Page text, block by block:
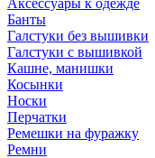
Аксессуары к одежде
Банты
Галстуки без вышивки
Галстуки с вышивкой
Кашне, манишки
Косынки
Носки
Перчатки
Ремешки на фуражку
Ремни